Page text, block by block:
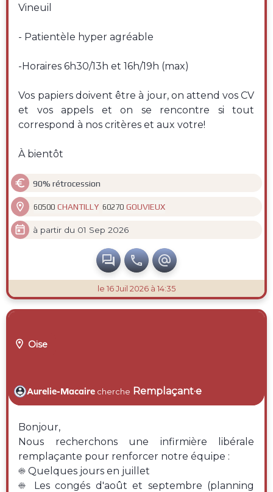
Vineuil
- Patientèle hyper agréable
-Horaires 6h30/13h et 16h/19h (max)
Vos papiers doivent être à jour, on attend vos CV
et vos appels et on se rencontre si tout
correspond à nos critères et aux votre!
À bientôt
 90% rétrocession
 60500 CHANTILLY 60270 GOUVIEUX
 à partir du 01 Sep 2026
  
le 16 Juil 2026 à 14:35
 Oise
Aurelie-Macaire cherche Remplaçant·e
Bonjour,
Nous recherchons une infirmière libérale
remplaçante pour renforcer notre équipe :
☀️ Quelques jours en juillet
☀️ Les congés d'août et septembre (planning